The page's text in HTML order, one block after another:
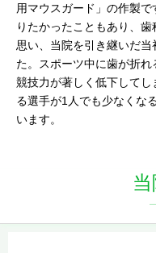
用マウスガード」の作製
りたかったこともあり、
思い、当院を引き継いだ
た。スポーツ中に歯が折れ
競技力が著しく低下して
る選手が1人でも少なくな
います。